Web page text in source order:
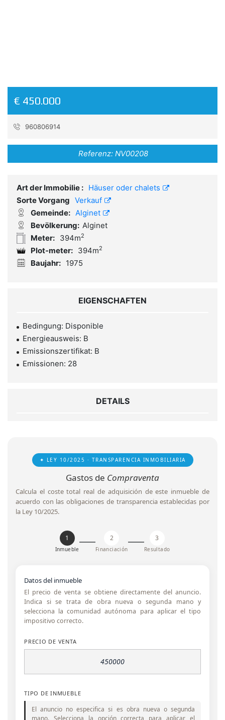
€ 450.000
960806914
Referenz: NV00208
Art der Immobilie : Häuser oder chalets
Sorte Vorgang Verkauf
Gemeinde: Alginet
Bevölkerung: Alginet
Meter: 394m2
Plot-meter: 394m2
Baujahr: 1975
EIGENSCHAFTEN
Bedingung: Disponible
Energieausweis: B
Emissionszertifikat: B
Emissionen: 28
DETAILS
✦ LEY 10/2025 · TRANSPARENCIA INMOBILIARIA
Gastos de Compraventa
Calcula el coste total real de adquisición de este inmueble de
acuerdo con las obligaciones de transparencia establecidas por
la Ley 10/2025.
1
Inmueble
2
Financiación
3
Resultado
Datos del inmueble
El precio de venta se obtiene directamente del anuncio.
Indica si se trata de obra nueva o segunda mano y
selecciona la comunidad autónoma para aplicar el tipo
impositivo correcto.
PRECIO DE VENTA
TIPO DE INMUEBLE
El anuncio no especifica si es obra nueva o segunda
mano. Selecciona la opción correcta para aplicar el